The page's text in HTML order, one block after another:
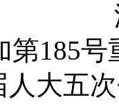
第185
大五